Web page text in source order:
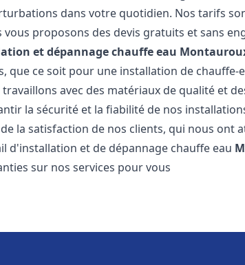
dans votre quotidien. Nos tarifs
proposons des devis gratuits et sans
et dépannage chauffe eau
que ce soit pour une installation de chauffe-
avec des matériaux de qualité et
la sécurité et la fiabilité de nos
la satisfaction de nos clients, qui nous ont
d'installation et de dépannage chauffe eau
sur nos services pour vous